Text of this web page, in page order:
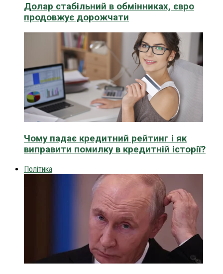
Долар стабільний в обмінниках, євро
продовжує дорожчати
Чому падає кредитний рейтинг і як
виправити помилку в кредитній історії?
Політика